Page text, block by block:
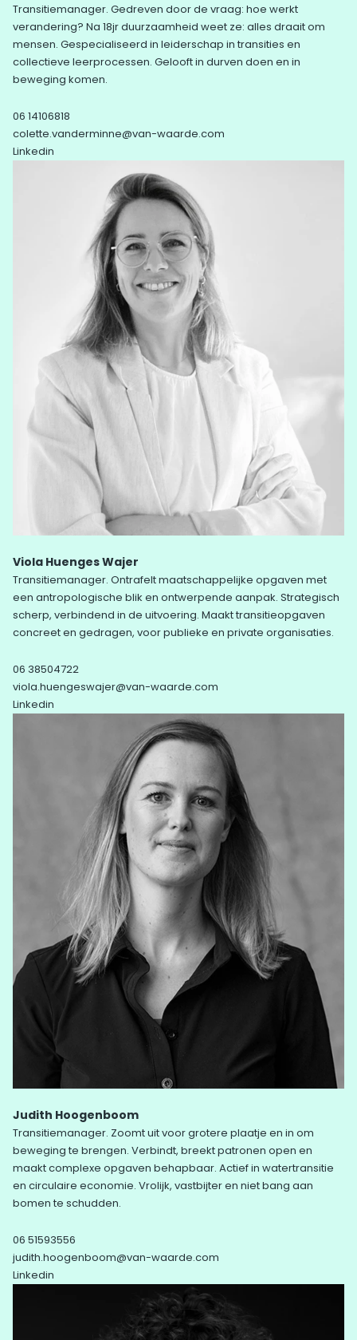
Transitiemanager. Gedreven door de vraag: hoe werkt
verandering? Na 18jr duurzaamheid weet ze: alles draait om
mensen. Gespecialiseerd in leiderschap in transities en
collectieve leerprocessen. Gelooft in durven doen en in
beweging komen.
06 14106818
colette.vanderminne@van-waarde.com
Linkedin
Viola Huenges Wajer
Transitiemanager. Ontrafelt maatschappelijke opgaven met
een antropologische blik en ontwerpende aanpak. Strategisch
scherp, verbindend in de uitvoering. Maakt transitieopgaven
concreet en gedragen, voor publieke en private organisaties.
06 38504722
viola.huengeswajer@van-waarde.com
Linkedin
Judith Hoogenboom
Transitiemanager. Zoomt uit voor grotere plaatje en in om
beweging te brengen. Verbindt, breekt patronen open en
maakt complexe opgaven behapbaar. Actief in watertransitie
en circulaire economie. Vrolijk, vastbijter en niet bang aan
bomen te schudden.
06 51593556
judith.hoogenboom@van-waarde.com
Linkedin